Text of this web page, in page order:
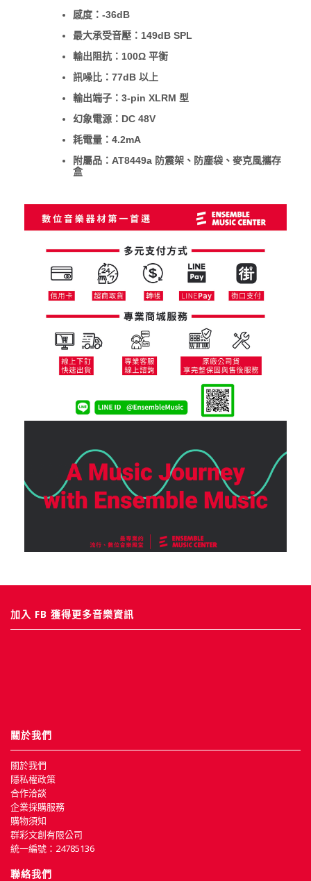
感度：-36dB
最大承受音壓：149dB SPL
輸出阻抗：100Ω 平衡
訊噪比：77dB 以上
輸出端子：3-pin XLRM 型
幻象電源：DC 48V
耗電量：4.2mA
附屬品：AT8449a 防震架、防塵袋、麥克風攜存
盒
加入 FB 獲得更多音樂資訊
關於我們
關於我們
隱私權政策
合作洽談
企業採購服務
購物須知
群彩文創有限公司
統一編號：24785136
聯絡我們